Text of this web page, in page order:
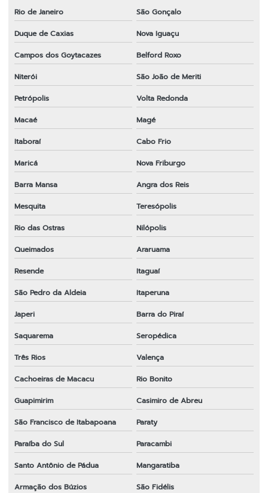
Lâmina para roçadeira nakashi
Lâmina de roçadeira preço
Lâmina para roçadeira em sp
Lâmina para roçadeira stihl
Lâmina para roçadeira tekna
Lâmina para roçadeira terra
Lâmina para roçadeira toyama
Lâmina para roçadeira vulcan
Lâminas para roçadeiras a gasolina
Melhor fio de nylon para roçadeira
Melhor lâmina para roçadeira
Melhor marca de lâmina para roçadeira
Onde comprar fio de nylon para roçadeira
Onde comprar peças para roçadeira
Peças e acessórios para roçadeiras
Peças para motosserra 52cc
Peças para roçadeira
Peças para roçadeira em bh
Peças para roçadeira em espírito santo
Peças para roçadeira a gasolina
Rio de Janeiro
São Gonçalo
Duque de Caxias
Nova Iguaçu
Campos dos Goytacazes
Belford Roxo
Niterói
São João de Meriti
Petrópolis
Volta Redonda
Macaé
Magé
Itaboraí
Cabo Frio
Maricá
Nova Friburgo
Barra Mansa
Angra dos Reis
Mesquita
Teresópolis
Rio das Ostras
Nilópolis
Queimados
Araruama
Resende
Itaguaí
São Pedro da Aldeia
Itaperuna
Japeri
Barra do Piraí
Saquarema
Seropédica
Três Rios
Valença
Cachoeiras de Macacu
Rio Bonito
Guapimirim
Casimiro de Abreu
São Francisco de Itabapoana
Paraty
Paraíba do Sul
Paracambi
Santo Antônio de Pádua
Mangaratiba
Armação dos Búzios
São Fidélis